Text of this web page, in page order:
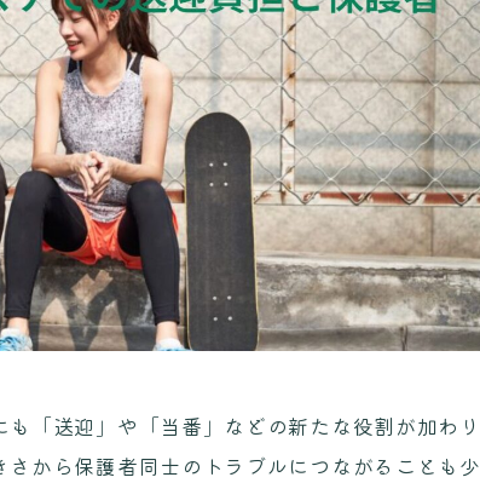
「送迎」や「当番」などの新たな役割が加わり
から保護者同士のトラブルにつながることも少